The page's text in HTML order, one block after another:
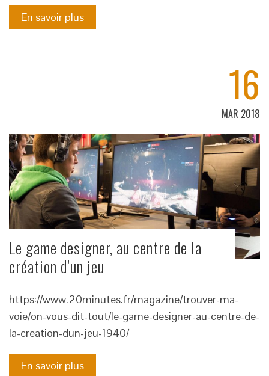
En savoir plus
16
MAR 2018
Le game designer, au centre de la
création d’un jeu
https://www.20minutes.fr/magazine/trouver-ma-
voie/on-vous-dit-tout/le-game-designer-au-centre-de-
la-creation-dun-jeu-1940/
En savoir plus